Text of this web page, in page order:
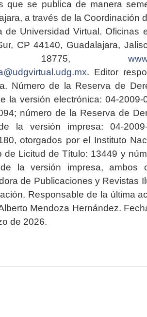
que se publica de manera
a través de la Coordinación
de Universidad Virtual. Oficinas
CP 44140, Guadalajara,
18775,
. Editor
Número de la Reserva de
la versión electrónica: 04-2009-
número de la Reserva de
la versión impresa: 04-2009-
otorgados por el Instituto
de Licitud de Título: 13449 y
la versión impresa, ambos
de Publicaciones y Revistas
Responsable de la última
Mendoza Hernández.
de 2026.